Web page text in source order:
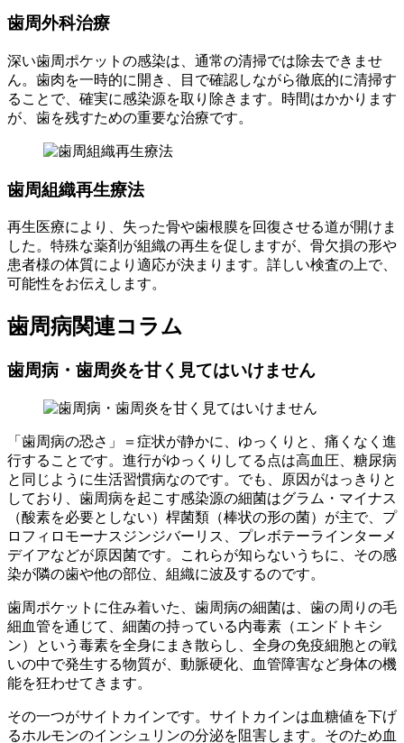
歯周外科治療
深い歯周ポケットの感染は、通常の清掃では除去できませ
ん。歯肉を一時的に開き、目で確認しながら徹底的に清掃す
ることで、確実に感染源を取り除きます。時間はかかります
が、歯を残すための重要な治療です。
歯周組織再生療法
再生医療により、失った骨や歯根膜を回復させる道が開けま
した。特殊な薬剤が組織の再生を促しますが、骨欠損の形や
患者様の体質により適応が決まります。詳しい検査の上で、
可能性をお伝えします。
歯周病関連コラム
歯周病・歯周炎を甘く見てはいけません
「歯周病の恐さ」＝症状が静かに、ゆっくりと、痛くなく進
行することです。進行がゆっくりしてる点は高血圧、糖尿病
と同じように生活習慣病なのです。でも、原因がはっきりと
しており、歯周病を起こす感染源の細菌はグラム・マイナス
（酸素を必要としない）桿菌類（棒状の形の菌）が主で、プ
ロフィロモーナスジンジバーリス、プレボテーラインターメ
デイアなどが原因菌です。これらが知らないうちに、その感
染が隣の歯や他の部位、組織に波及するのです。
歯周ポケットに住み着いた、歯周病の細菌は、歯の周りの毛
細血管を通じて、細菌の持っている内毒素（エンドトキシ
ン）という毒素を全身にまき散らし、全身の免疫細胞との戦
いの中で発生する物質が、動脈硬化、血管障害など身体の機
能を狂わせてきます。
その一つがサイトカインです。サイトカインは血糖値を下げ
るホルモンのインシュリンの分泌を阻害します。そのため血